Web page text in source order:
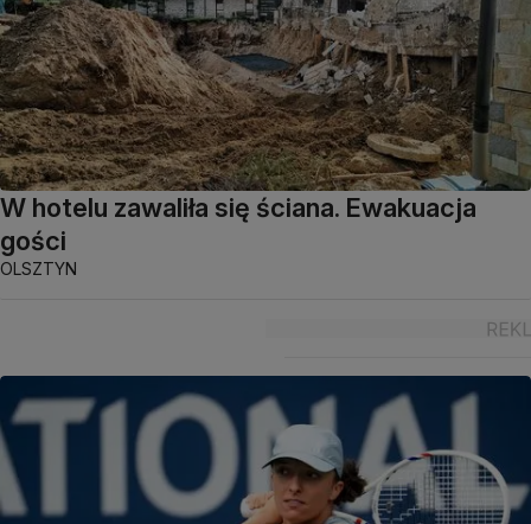
W hotelu zawaliła się ściana. Ewakuacja
gości
OLSZTYN